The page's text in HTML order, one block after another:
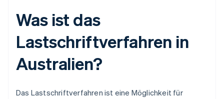
Was ist das
Lastschriftverfahren in
Australien?
Das Lastschriftverfahren ist eine Möglichkeit für